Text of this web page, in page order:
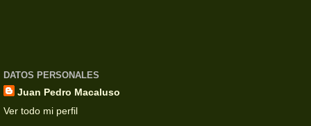
DATOS PERSONALES
Juan Pedro Macaluso
Ver todo mi perfil